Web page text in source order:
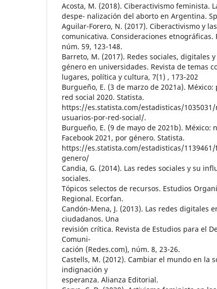
Acosta, M. (2018). Ciberactivismo feminista.
despe- nalización del aborto en Argentina.
Aguilar-Forero, N. (2017). Ciberactivismo y
comunicativa. Consideraciones etnográficas.
núm. 59, 123-148.
Barreto, M. (2017). Redes sociales, digitales
género en universidades. Revista de temas
lugares, política y cultura, 7(1) , 173-202
Burgueño, E. (3 de marzo de 2021a).
red social 2020. Statista.
https://es.statista.com/estadisticas/
usuarios-por-red-social/.
Burgueño, E. (9 de mayo de 2021b). México:
Facebook 2021, por género. Statista.
https://es.statista.com/estadisticas/
genero/
Candia, G. (2014). Las redes sociales y su
sociales.
Tópicos selectos de recursos. Estudios
Regional. Ecorfan.
Candón-Mena, J. (2013). Las redes digitales
ciudadanos. Una
revisión crítica. Revista de Estudios para el
Comuni-
cación (Redes.com), núm. 8, 23-26.
Castells, M. (2012). Cambiar el mundo en la
indignación y
esperanza. Alianza Editorial.